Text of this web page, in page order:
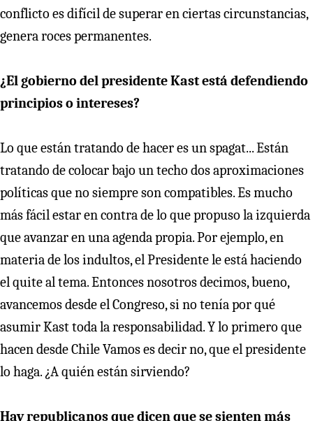
conflicto es difícil de superar en ciertas circunstancias,
genera roces permanentes.
¿El gobierno del presidente Kast está defendiendo
principios o intereses?
Lo que están tratando de hacer es un spagat... Están
tratando de colocar bajo un techo dos aproximaciones
políticas que no siempre son compatibles. Es mucho
más fácil estar en contra de lo que propuso la izquierda
que avanzar en una agenda propia. Por ejemplo, en
materia de los indultos, el Presidente le está haciendo
el quite al tema. Entonces nosotros decimos, bueno,
avancemos desde el Congreso, si no tenía por qué
asumir Kast toda la responsabilidad. Y lo primero que
hacen desde Chile Vamos es decir no, que el presidente
lo haga. ¿A quién están sirviendo?
Hay republicanos que dicen que se sienten más